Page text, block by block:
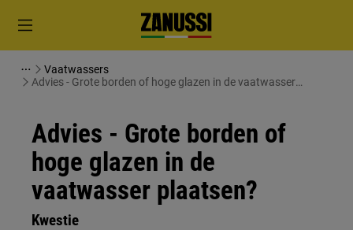
Vaatwassers
Advies - Grote borden of hoge glazen in de vaatwasser
Advies - Grote borden of
hoge glazen in de
vaatwasser plaatsen?
Kwestie